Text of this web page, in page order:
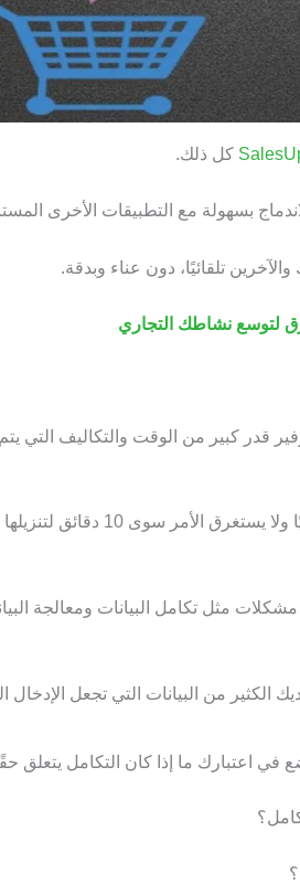
كل ذلك.
بسهولة مع التطبيقات الأخرى
تلقائيًا، دون عناء وبدقة.
قدر كبير من الوقت والتكاليف التي يتم
إذا كنت تتعامل فقط مع عدد قليل من
مثل تكامل البيانات ومعالجة
الكثير من البيانات التي تجعل
في اعتبارك ما إذا كان التكامل يتعلق